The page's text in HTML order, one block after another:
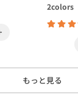
2colors
もっと見る